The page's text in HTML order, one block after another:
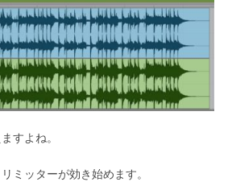
すよね。
ミッターが効き始めます。